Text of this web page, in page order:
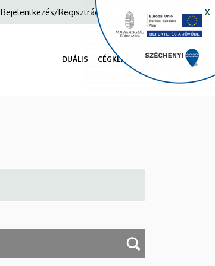
x
Anonim
Bejelentkezés/Regisztráció
navigáció
DUÁLIS CÉGKERESŐ